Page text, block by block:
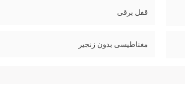
قفل برقی
مغناطیسی بدون زنجیر